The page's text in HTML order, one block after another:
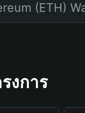
(ETH)
งการ